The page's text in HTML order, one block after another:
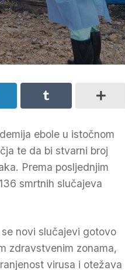
ebole u istočnom
te da bi stvarni broj
Prema posljednjim
smrtnih slučajeva
novi slučajevi gotovo
zdravstvenim zonama,
virusa i otežava